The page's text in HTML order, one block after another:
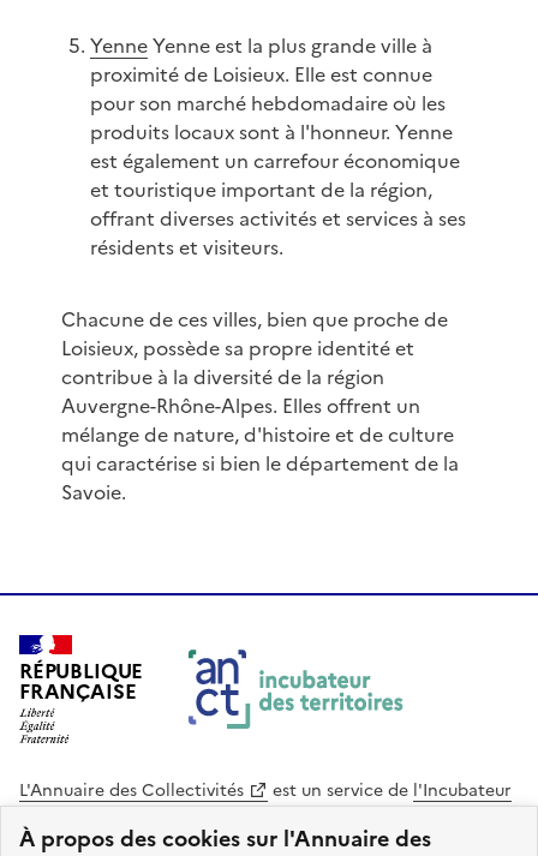
À propos des cookies sur l'Annuaire des
YenneYenne est la plus grande ville à
proximité de Loisieux. Elle est connue
pour son marché hebdomadaire où les
produits locaux sont à l'honneur. Yenne
est également un carrefour économique
et touristique important de la région,
offrant diverses activités et services à ses
résidents et visiteurs.
Chacune de ces villes, bien que proche de
Loisieux, possède sa propre identité et
contribue à la diversité de la région
Auvergne-Rhône-Alpes. Elles offrent un
mélange de nature, d'histoire et de culture
qui caractérise si bien le département de la
Savoie.
RÉPUBLIQUE
FRANÇAISE
L'Annuaire des Collectivités est un service de l'Incubateur
des Territoires
Cohésion des Territoires
. Le code source de ce site web